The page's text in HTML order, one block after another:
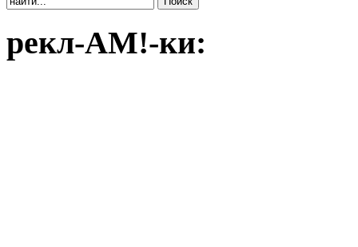
рекл-АМ!-ки: